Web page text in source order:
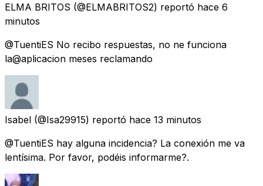
ELMA BRITOS (@ELMABRITOS2) reportó hace 6
minutos
@TuentiES No recibo respuestas, no ne funciona
la@aplicacion meses reclamando
Isabel (@Isa29915) reportó hace 13 minutos
@TuentiES hay alguna incidencia? La conexión me va
lentísima. Por favor, podéis informarme?.